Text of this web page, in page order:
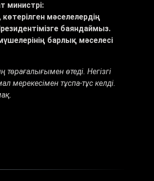
министрі:
мәселелердің
баяндаймыз.
барлық мәселесі
өтеді. Негізгі
тұспа-тұс келді.